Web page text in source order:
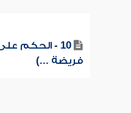
10 - الحكم
فريضة ...)